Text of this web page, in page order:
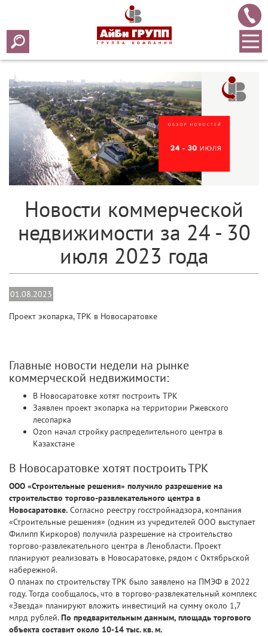
Array ( [0] => 2023 [1] => 08 [2] => 01 [3] => 703 )
Новости коммерческой
недвижимости за 24 - 30
июля 2023 года
01.08.2023
Проект экопарка, ТРК в Новосаратовке
Главные новости недели на рынке
коммерческой недвижимости:
В Новосаратовке хотят построить ТРК
Заявлен проект экопарка на территории Ржевского
лесопарка
Ozon начал стройку распределительного центра в
Казахстане
В Новосаратовке хотят построить ТРК
ООО «Строительные решения» получило разрешение на
строительство торгово-развлекательного центра в
Новосаратовке. Согласно реестру госстройнадзора, компания
«Строительные решения» (одним из учредителей ООО выступает
Филипп Киркоров) получила разрешение на строительство
торгово-развлекательного центра в Ленобласти. Проект
планируют реализовать в Новосаратовке, рядом с Октябрьской
набережной.
О планах по строительству ТРК было заявлено на ПМЭФ в 2022
году. Тогда сообщалось, что в торгово-развлекательный комплекс
«Звезда» планируют вложить инвестиций на сумму около 1,7
млрд рублей.По предварительным данным, площадь торгового
объекта составит около 10-14 тыс. кв. м.